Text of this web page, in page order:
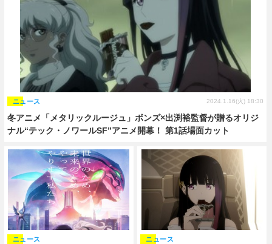
冬アニメ「メタリックルージュ」ボンズ×出渕裕監督が贈るオリジ
ナル“テック・ノワールSF”アニメ開幕！ 第1話場面カット
ニュース 2024.1.16(火) 18:30
ニュース ニュース